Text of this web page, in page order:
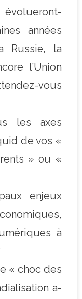
évolueront-
années
Russie, la
l’Union
vous
les axes
de vos «
» ou «
enjeux
à
« choc des
a-